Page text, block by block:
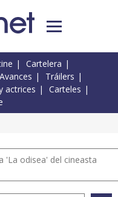
Cartelera
Avances
Tráilers
actrices
Carteles
odisea' del cineasta